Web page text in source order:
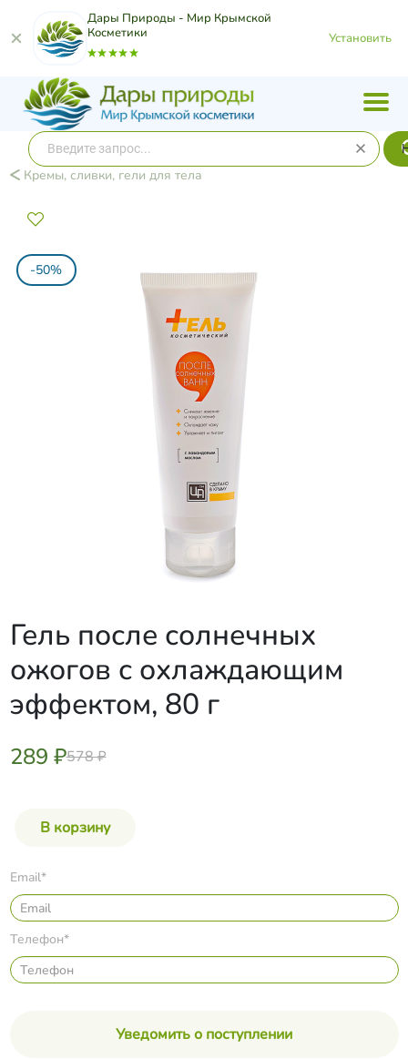
Дары Природы - Мир Крымской
Косметики
Установить
Кремы, сливки, гели для тела
-50%
Гель после солнечных
ожогов с охлаждающим
эффектом, 80 г
289 ₽578 ₽
Email*
Телефон*
Уведомить о поступлении